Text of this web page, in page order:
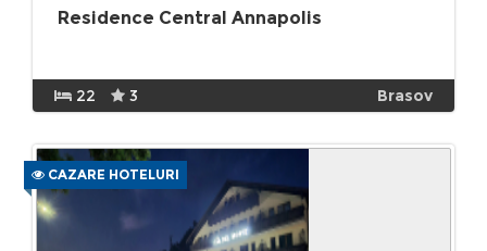
Residence Central Annapolis
22 3 Brasov
CAZARE HOTELURI